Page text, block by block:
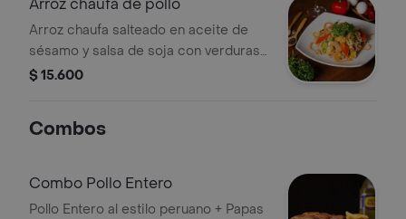
Arroz chaufa de pollo
Arroz chaufa salteado en aceite de
sésamo y salsa de soja con verduras,
trozos de tortilla de huevo y
$ 15.600
Combos
Combo Pollo Entero
Pollo Entero al estilo peruano + Papas